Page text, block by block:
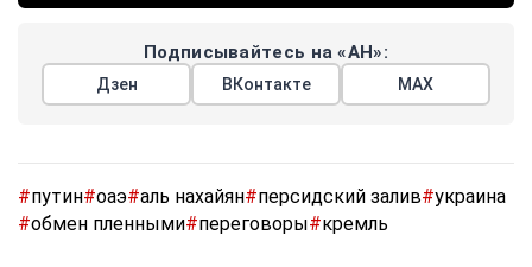
Подписывайтесь на «АН»:
Дзен ВКонтакте МАХ
#путин#оаэ#аль нахайян#персидский залив#украина
#обмен пленными#переговоры#кремль